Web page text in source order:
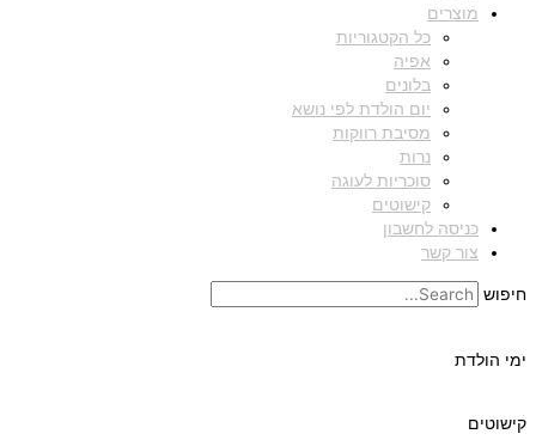
מוצרים
כל הקטגוריות
אפיה
בלונים
יום הולדת לפי נושא
מסיבת רווקות
נרות
סוכריות לעוגה
קישוטים
כניסה לחשבון
צור קשר
חיפוש
ימי הולדת
קישוטים